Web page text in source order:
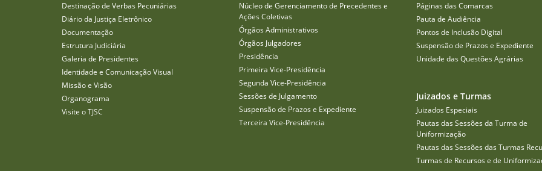
Destinação de Verbas Pecuniárias
Diário da Justiça Eletrônico
Documentação
Estrutura Judiciária
Galeria de Presidentes
Identidade e Comunicação Visual
Missão e Visão
Organograma
Visite o TJSC
Núcleo de Gerenciamento de Precedentes e
Ações Coletivas
Órgãos Administrativos
Órgãos Julgadores
Presidência
Primeira Vice-Presidência
Segunda Vice-Presidência
Sessões de Julgamento
Suspensão de Prazos e Expediente
Terceira Vice-Presidência
Páginas das Comarcas
Pauta de Audiência
Pontos de Inclusão Digital
Suspensão de Prazos e Expediente
Unidade das Questões Agrárias
Juizados e Turmas
Juizados Especiais
Pautas das Sessões da Turma de
Uniformização
Pautas das Sessões das Turmas
Turmas de Recursos e de